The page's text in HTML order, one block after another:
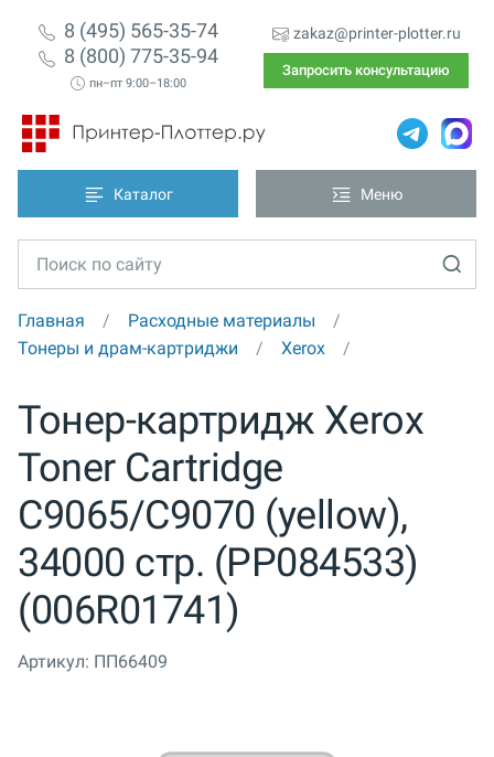
8 (495) 565-35-74
8 (800) 775-35-94
пн–пт 9:00–18:00
zakaz@printer-plotter.ru
Запросить консультацию
Каталог Меню
Главная
Расходные материалы
Тонеры и драм-картриджи
Xerox
Тонер-картридж Xerox
Toner Cartridge
C9065/C9070 (yellow),
34000 стр. (PP084533)
(006R01741)
Артикул: ПП66409